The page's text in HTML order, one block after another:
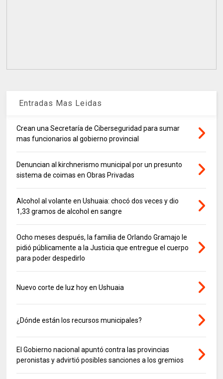
Entradas Mas Leidas
Crean una Secretaría de Ciberseguridad para sumar
mas funcionarios al gobierno provincial
Denuncian al kirchnerismo municipal por un presunto
sistema de coimas en Obras Privadas
Alcohol al volante en Ushuaia: chocó dos veces y dio
1,33 gramos de alcohol en sangre
Ocho meses después, la familia de Orlando Gramajo le
pidió públicamente a la Justicia que entregue el cuerpo
para poder despedirlo
Nuevo corte de luz hoy en Ushuaia
¿Dónde están los recursos municipales?
El Gobierno nacional apuntó contra las provincias
peronistas y advirtió posibles sanciones a los gremios